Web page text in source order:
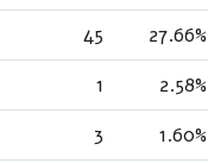
27.66%
45
2.58%
1
1.60%
3